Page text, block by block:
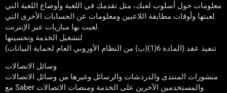
معلومات حول أسلوب لعبك، مثل تقدمك في اللعبة وأوضاع اللعبة التي
لعبتها وأوقات مطابقة اللاعبين ومعلومات عن الحسابات الأخرى التي
لعبت بها مباريات عبر الإنترنت.
لتشغيل الخدمة وتحسينها
تنفيذ عقد (المادة 6(1)(ب) من النظام الأوروبي العام لحماية البيانات)
وسائل الاتصالات
منشورات المنتدى والدردشات والرسائل وغيرها من وسائل الاتصالات
مع Saber والمستخدمين الآخرين على الخدمة ومنصات الاتصالات